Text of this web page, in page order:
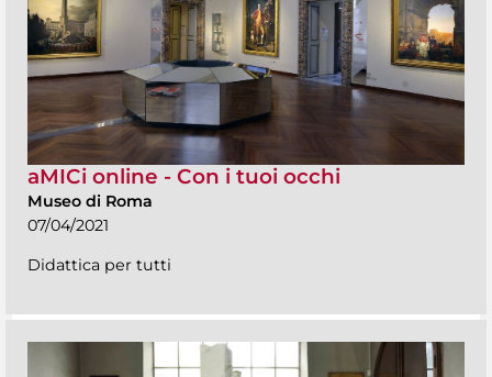
aMICi online - Con i tuoi occhi
Museo di Roma
07/04/2021
Didattica per tutti